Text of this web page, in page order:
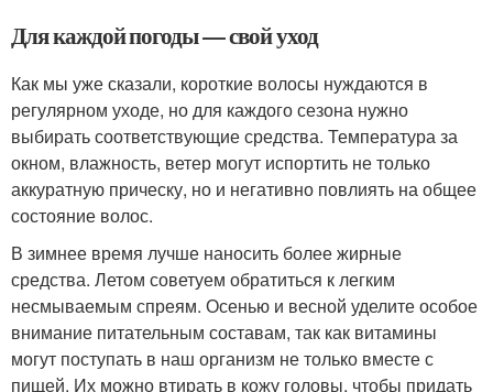
Для каждой погоды — свой уход
Как мы уже сказали, короткие волосы нуждаются в
регулярном уходе, но для каждого сезона нужно
выбирать соответствующие средства. Температура за
окном, влажность, ветер могут испортить не только
аккуратную прическу, но и негативно повлиять на общее
состояние волос.
В зимнее время лучше наносить более жирные
средства. Летом советуем обратиться к легким
несмываемым спреям. Осенью и весной уделите особое
внимание питательным составам, так как витамины
могут поступать в наш организм не только вместе с
пищей. Их можно втирать в кожу головы, чтобы придать